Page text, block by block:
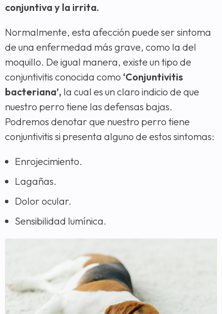
conjuntiva y la irrita.
Normalmente, esta afección puede ser sintoma
de una enfermedad más grave, como la del
moquillo. De igual manera, existe un tipo de
conjuntivitis conocida como ‘Conjuntivitis
bacteriana’, la cual es un claro indicio de que
nuestro perro tiene las defensas bajas.
Podremos denotar que nuestro perro tiene
conjuntivitis si presenta alguno de estos sintomas:
Enrojecimiento.
Lagañas.
Dolor ocular.
Sensibilidad lumínica.